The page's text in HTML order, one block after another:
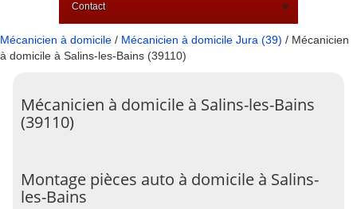
Contact
Mécanicien à domicile / Mécanicien à domicile Jura (39) / Mécanicien
à domicile à Salins-les-Bains (39110)
Mécanicien à domicile à Salins-les-Bains
(39110)
Montage pièces auto à domicile à Salins-
les-Bains